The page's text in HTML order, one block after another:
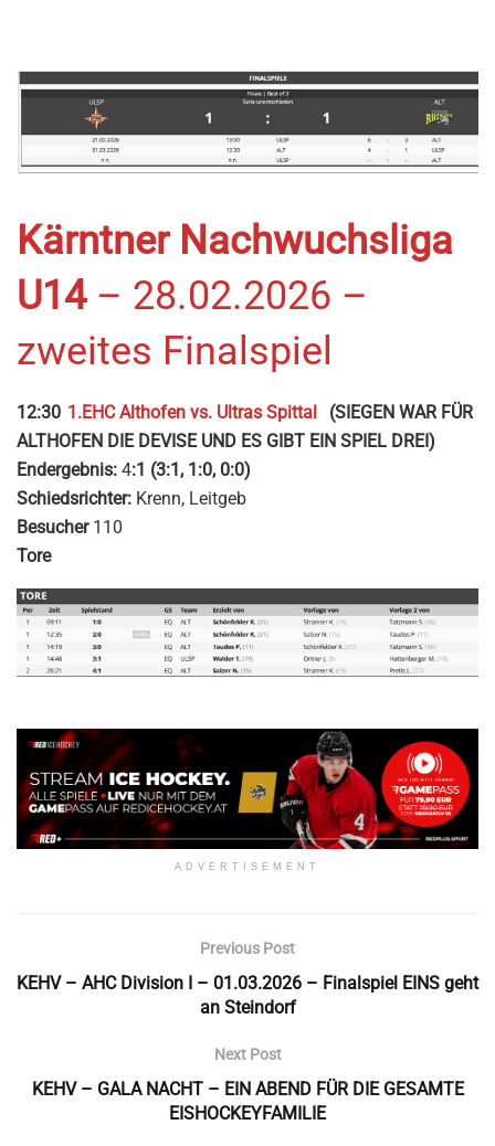
Kärntner Nachwuchsliga
U14 – 28.02.2026 –
zweites Finalspiel
12:30 1.EHC Althofen vs. Ultras Spittal
(SIEGEN WAR FÜR
ALTHOFEN DIE DEVISE UND ES GIBT EIN SPIEL DREI)
Endergebnis: 4:1 (3:1, 1:0, 0:0)
Schiedsrichter: Krenn, Leitgeb
Besucher110
Tore
ADVERTISEMENT
Previous Post
KEHV – AHC Division I – 01.03.2026 – Finalspiel EINS geht
an Steindorf
Next Post
KEHV – GALA NACHT – EIN ABEND FÜR DIE GESAMTE
EISHOCKEYFAMILIE